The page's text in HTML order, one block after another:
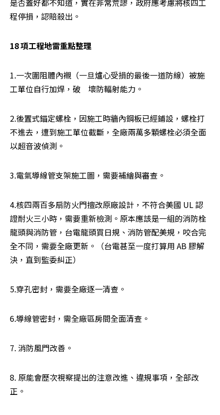
是否蓋好都不知道，實在非常荒謬，政府應考慮將核四工
程停損，認賠殺出。
18 項工程地雷重點整理
1.一次圍阻體內襯（一旦爐心受損的最後一道防線）被施
工單位自行加焊，破    壞防輻射能力。
2.後置式錨定螺栓，因施工時牆內鋼板已經鋪設，螺栓打
不進去，遭到施工單位截斷，全廠兩萬多顆螺栓必須全面
以超音波偵測。
3.電氣導線管支架施工圖，需要補繪與審查。
4.核四兩百多扇防火門擅改原廠設計，不符合美國 UL 認
證耐火三小時，需要重新檢測。原本應該是一組的消防栓
龍頭與消防管，台電龍頭買日規、消防管配美規，咬合完
全不同，需要全廠更新。（台電甚至一度打算用 AB 膠解
決，直到監委糾正）
5.穿孔密封，需要全廠逐一清查。
6.導線管密封，需全廠區房間全面清查。
7. 消防風門改善。
8. 原能會歷次視察提出的注意改進、違規事項，全部改
正。